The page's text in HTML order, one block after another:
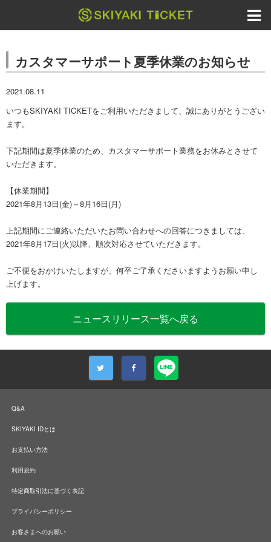
カスタマーサポート夏季休業のお知らせ
2021.08.11
いつもSKIYAKI TICKETをご利用いただきまして、誠にありがとうござい
ます。
下記期間は夏季休業のため、カスタマーサポート業務をお休みとさせて
いただきます。
【休業期間】
2021年8月13日(金)～8月16日(月)
上記期間にご連絡いただいたお問い合わせへの回答につきましては、
2021年8月17日(火)以降、順次対応させていただきます。
ご不便をおかけいたしますが、何卒ご了承くださいますようお願い申し
上げます。
ニュースリリース一覧へ戻る
Q&A
SKIYAKI IDとは
お支払い方法
利用規約
特定商取引法に基づく表記
プライバシーポリシー
お客さまへのお願い